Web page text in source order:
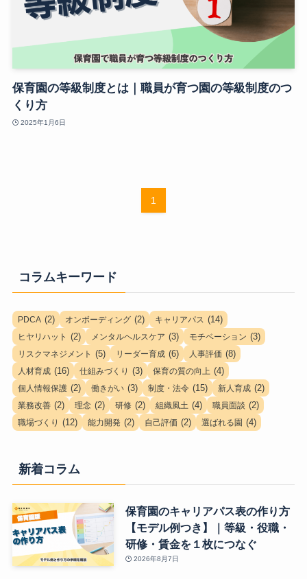
保育園の等級制度とは｜職員が育つ園の等級制度のつ
くり方
2025年1月6日
1
コラムキーワード
PDCA (2) オンボーディング (2) キャリアパス (14)
ヒヤリハット (2) メンタルヘルスケア (3) モチベーション (3)
リスクマネジメント (5) リーダー育成 (6) 人事評価 (8)
人材育成 (16) 仕組みづくり (3) 保育の質の向上 (4)
個人情報保護 (2) 働きがい (3) 制度・法令 (15) 新人育成 (2)
業務改善 (2) 理念 (2) 研修 (2) 組織風土 (4) 職員面談 (2)
職場づくり (12) 能力開発 (2) 自己評価 (2) 選ばれる園 (4)
新着コラム
保育園のキャリアパス表の作り方
【モデル例つき】｜等級・役職・
研修・賃金を１枚につなぐ
2026年8月7日